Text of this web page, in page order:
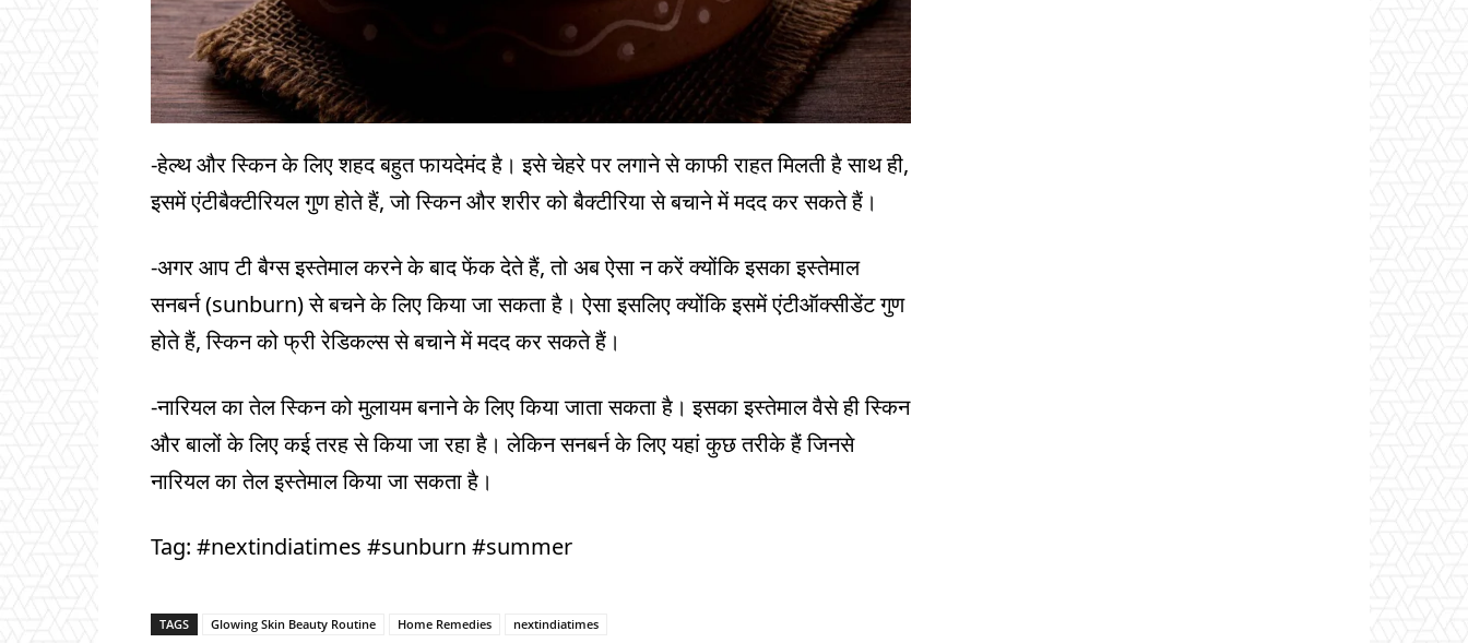
-हेल्थ और स्किन के लिए शहद बहुत फायदेमंद है। इसे चेहरे पर लगाने से काफी राहत मिलती है साथ ही,
इसमें एंटीबैक्टीरियल गुण होते हैं, जो स्किन और शरीर को बैक्टीरिया से बचाने में मदद कर सकते हैं।
-अगर आप टी बैग्स इस्तेमाल करने के बाद फेंक देते हैं, तो अब ऐसा न करें क्योंकि इसका इस्तेमाल
सनबर्न (sunburn) से बचने के लिए किया जा सकता है। ऐसा इसलिए क्योंकि इसमें एंटीऑक्सीडेंट गुण
होते हैं, स्किन को फ्री रेडिकल्स से बचाने में मदद कर सकते हैं।
-नारियल का तेल स्किन को मुलायम बनाने के लिए किया जाता सकता है। इसका इस्तेमाल वैसे ही स्किन
और बालों के लिए कई तरह से किया जा रहा है। लेकिन सनबर्न के लिए यहां कुछ तरीके हैं जिनसे
नारियल का तेल इस्तेमाल किया जा सकता है।
Tag: #nextindiatimes #sunburn #summer
TAGS Glowing Skin Beauty Routine Home Remedies nextindiatimes